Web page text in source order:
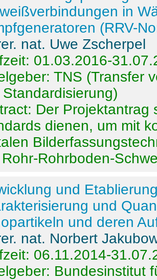
in
(RRV-
nat. Uwe Zscherpel
01.03.2016-
TNS (Transfer
Der Projektantrag
dienen, um mit
Rohrboden-
und
und
und deren
nat. Norbert
06.11.2014-
Bundesinstitut